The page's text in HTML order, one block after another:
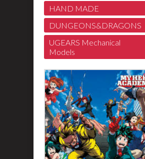
HAND MADE
DUNGEONS&DRAGONS
UGEARS Mechanical
Models